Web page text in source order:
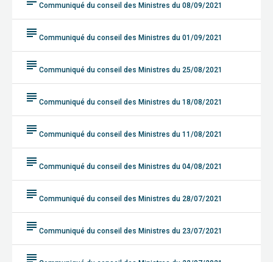
Communiqué du conseil des Ministres du 08/09/2021
subject Communiqué du conseil des Ministres du 01/09/2021
subject Communiqué du conseil des Ministres du 25/08/2021
subject Communiqué du conseil des Ministres du 18/08/2021
subject Communiqué du conseil des Ministres du 11/08/2021
subject Communiqué du conseil des Ministres du 04/08/2021
subject Communiqué du conseil des Ministres du 28/07/2021
subject Communiqué du conseil des Ministres du 23/07/2021
subject